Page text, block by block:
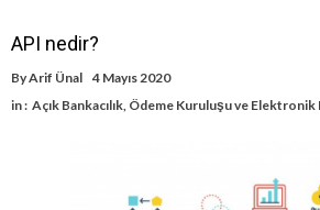
API nedir?
ByArif Ünal 4 Mayıs 2020
in : Açık Bankacılık, Ödeme Kuruluşu ve Elektronik